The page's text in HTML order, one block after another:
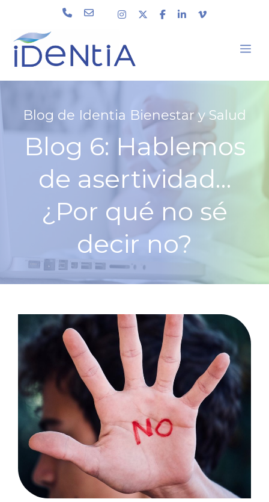
Blog de Identia Bienestar y Salud
Blog 6: Hablemos
de asertividad…
¿Por qué no sé
decir no?